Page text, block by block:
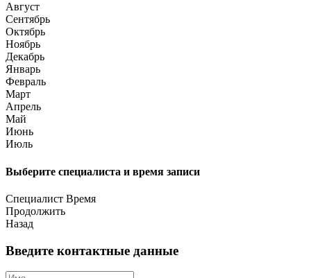
Август
Сентябрь
Октябрь
Ноябрь
Декабрь
Январь
Февраль
Март
Апрель
Май
Июнь
Июль
Выберите специалиста и время записи
Специалист Время
Продолжить
Назад
Введите контактные данные